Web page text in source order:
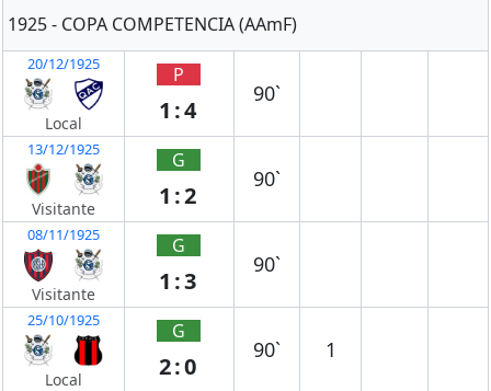
1925 - COPA COMPETENCIA (AAmF)
20/12/1925
Local
P
1:4
90`
13/12/1925
Visitante
G
1:2
90`
08/11/1925
Visitante
G
1:3
90`
25/10/1925
Local
G
2:0
90` 1